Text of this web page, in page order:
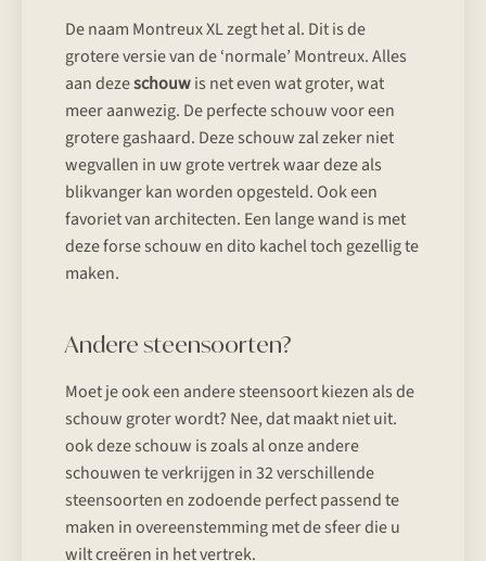
De naam Montreux XL zegt het al. Dit is de
grotere versie van de ‘normale’ Montreux. Alles
aan dezeschouwis net even wat groter, wat
meer aanwezig. De perfecte schouw voor een
grotere gashaard. Deze schouw zal zeker niet
wegvallen in uw grote vertrek waar deze als
blikvanger kan worden opgesteld. Ook een
favoriet van architecten. Een lange wand is met
deze forse schouw en dito kachel toch gezellig te
maken.
Andere steensoorten?
Moet je ook een andere steensoort kiezen als de
schouw groter wordt? Nee, dat maakt niet uit.
ook deze schouw is zoals al onze andere
schouwen te verkrijgen in 32 verschillende
steensoorten en zodoende perfect passend te
maken in overeenstemming met de sfeer die u
wilt creëren in het vertrek.